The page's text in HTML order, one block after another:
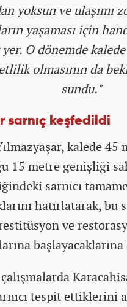
yoksun ve ulaşımı
yaşaması için
O dönemde
olmasının da
sundu."
sarnıç keşfedildi
kalede 45
15 metre genişliği
sarnıcı
hatırlatarak, bu
ve
tespit ettiklerini